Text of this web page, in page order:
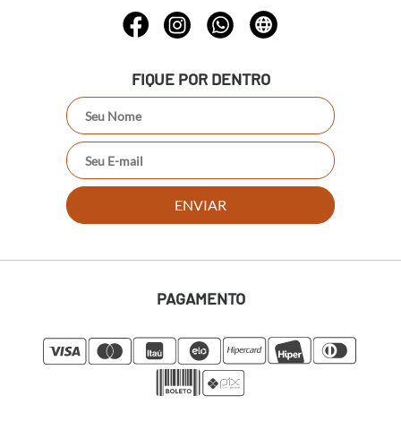
FIQUE POR DENTRO
ENVIAR
PAGAMENTO